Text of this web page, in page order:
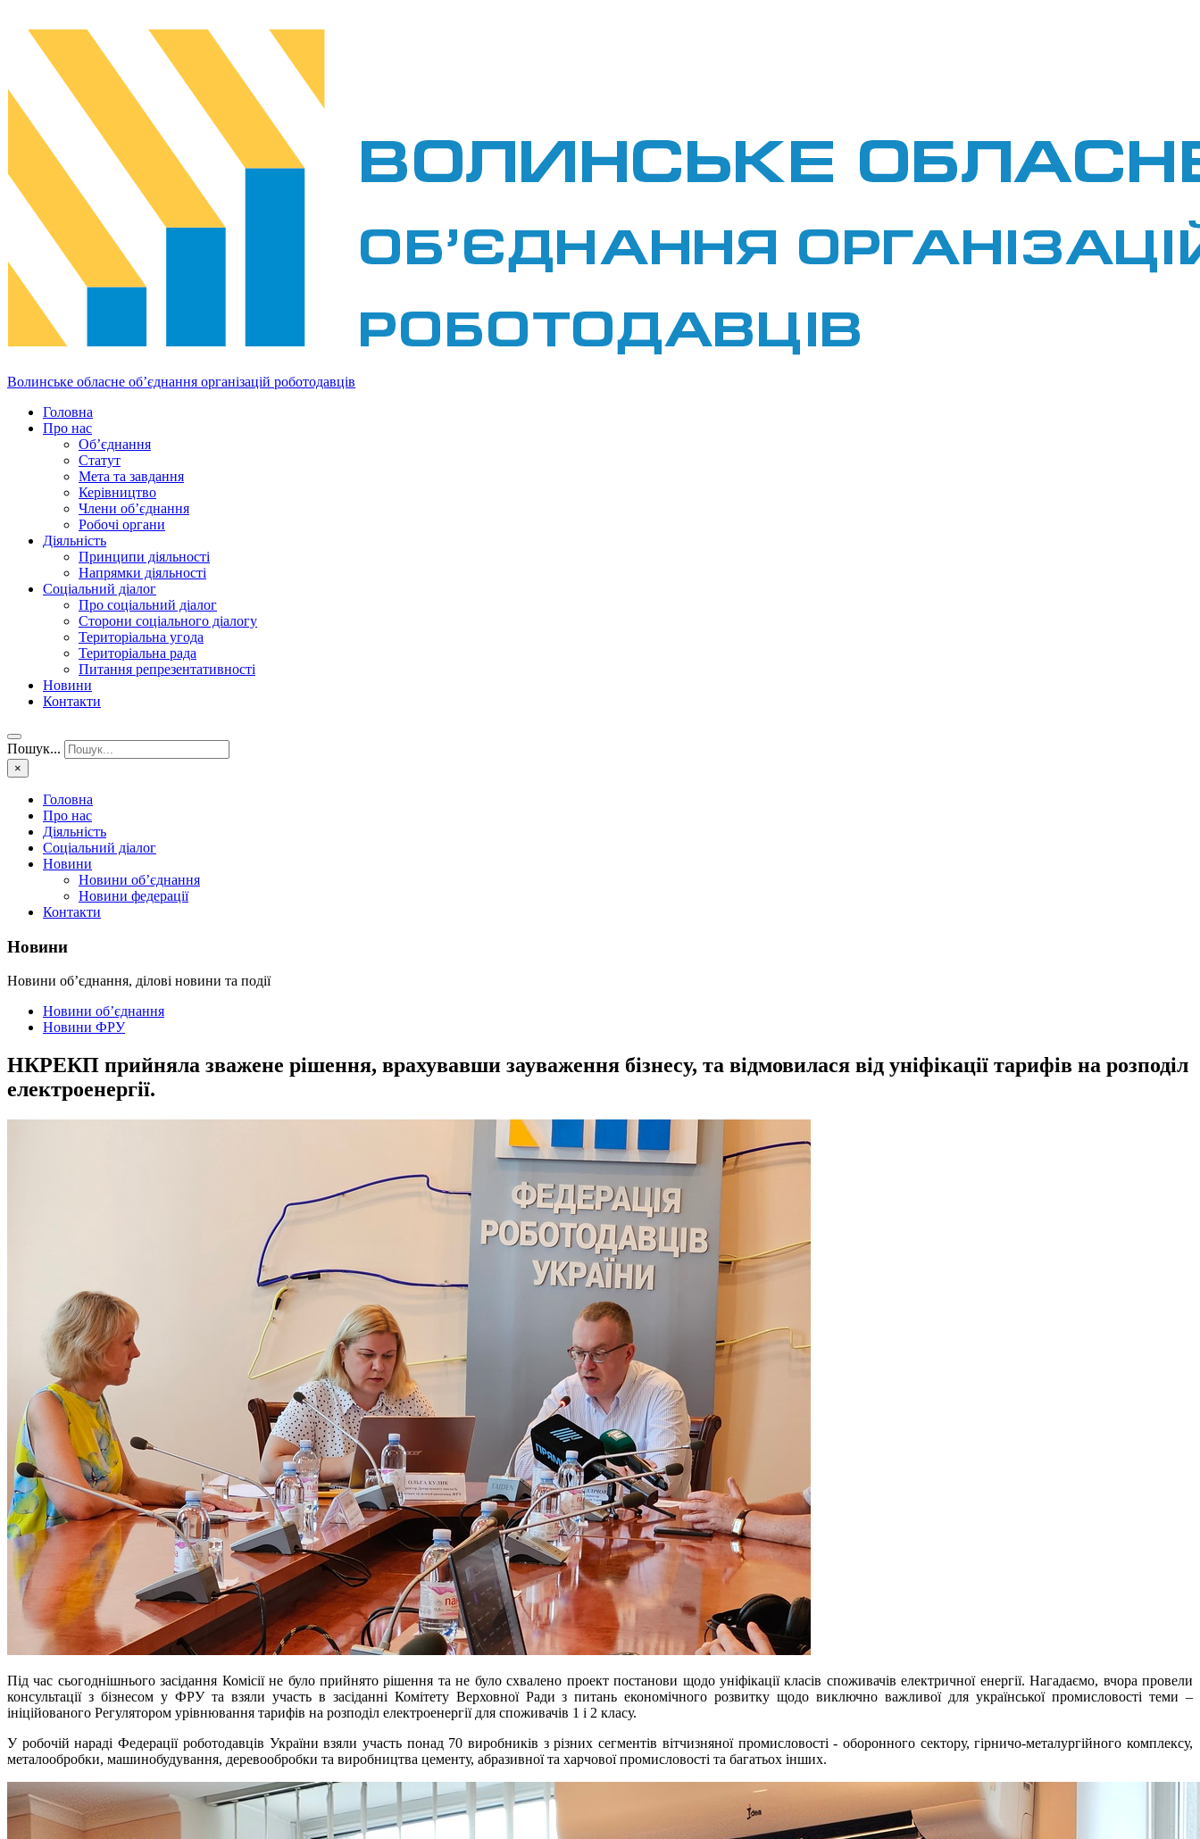
Волинське обласне об’єднання організацій роботодавців
Головна
Про нас
Об’єднання
Статут
Мета та завдання
Керівництво
Члени об’єднання
Робочі органи
Діяльність
Принципи діяльності
Напрямки діяльності
Соціальний діалог
Про соціальний діалог
Сторони соціального діалогу
Територіальна угода
Територіальна рада
Питання репрезентативності
Новини
Контакти
Пошук...
×
Головна
Про нас
Діяльність
Соціальний діалог
Новини
Новини об’єднання
Новини федерації
Контакти
Новини
Новини об’єднання, ділові новини та події
Новини об’єднання
Новини ФРУ
НКРЕКП прийняла зважене рішення, врахувавши зауваження бізнесу, та відмовилася від уніфікації тарифів на розподіл
електроенергії.
Під час сьогоднішнього засідання Комісії не було прийнято рішення та не було схвалено проект постанови щодо уніфікації класів споживачів електричної енергії. Нагадаємо, вчора провели
консультації з бізнесом у ФРУ та взяли участь в засіданні Комітету Верховної Ради з питань економічного розвитку щодо виключно важливої для української промисловості теми –
ініційованого Регулятором урівнювання тарифів на розподіл електроенергії для споживачів 1 і 2 класу.
У робочій нараді Федерації роботодавців України взяли участь понад 70 виробників з різних сегментів вітчизняної промисловості - оборонного сектору, гірничо-металургійного комплексу,
металообробки, машинобудування, деревообробки та виробництва цементу, абразивної та харчової промисловості та багатьох інших.